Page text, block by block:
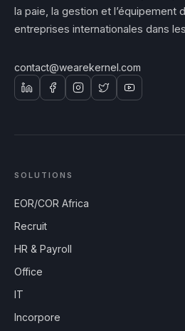
la paie, la gestion et l’équipement
entreprises internationales dans
contact@wearekernel.com
SOLUTIONS
EOR/COR Africa
Recruit
HR & Payroll
Office
IT
Incorpore